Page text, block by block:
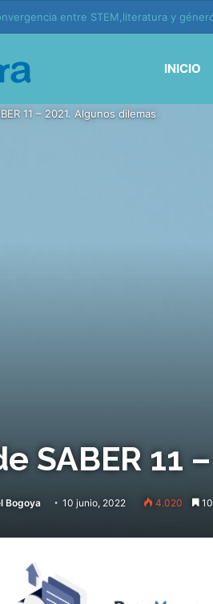
educación y vida en la era
INICIO
11 – 2021. Algunos dilemas
SABER 11
Bogoya 10 junio, 2022 4.020